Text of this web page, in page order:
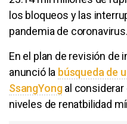
los bloqueos y las
pandemia de coronavirus.
En el plan de revisión de
anunció la búsqueda de
SsangYongal considerar
niveles de renatbilidad